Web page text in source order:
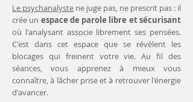
Le psychanalyste ne juge pas, ne prescrit pas : il
crée un espace de parole libre et sécurisant
où l'analysant associe librement ses pensées.
C'est dans cet espace que se révèlent les
blocages qui freinent votre vie. Au fil des
séances, vous apprenez à mieux vous
connaître, à lâcher prise et à retrouver l'énergie
d'avancer.